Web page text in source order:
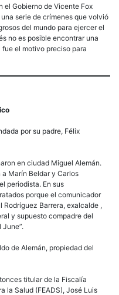
el Gobierno de Vicente Fox
serie de crímenes que volvió
del mundo para ejercer el
no es posible encontrar una
el motivo preciso para
por su padre, Félix
en ciudad Miguel Alemán.
Marín Beldar y Carlos
periodista. En sus
porque el comunicador
Rodríguez Barrera, exalcalde ,
y supuesto compadre del
de Alemán, propiedad del
titular de la Fiscalía
la Salud (FEADS), José Luis